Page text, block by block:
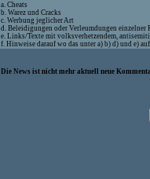
a. Cheats
b. Warez und Cracks
c. Werbung jeglicher Art
d. Beleidigungen oder Verleumdungen einzelner
e. Links/Texte mit volksverhetzendem,
f. Hinweise darauf wo das unter a) b) d) und e)
Die News ist nicht mehr aktuell neue